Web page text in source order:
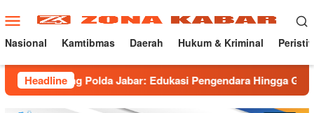
ke
konten
Menu
Mobile
Nasional Kamtibmas Daerah Hukum & Kriminal
Headline
Jabar: Edukasi Pengendara Hingga Ganti Knalpot